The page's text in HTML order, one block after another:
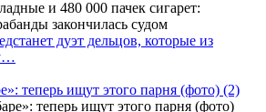
дуэт дельцов, которые из
теперь ищут этого парня (фото) (2)